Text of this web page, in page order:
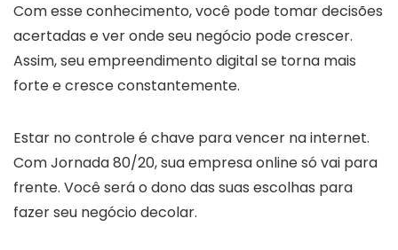
Com esse conhecimento, você pode tomar decisões
acertadas e ver onde seu negócio pode crescer.
Assim, seu empreendimento digital se torna mais
forte e cresce constantemente.
Estar no controle é chave para vencer na internet.
Com Jornada 80/20, sua empresa online só vai para
frente. Você será o dono das suas escolhas para
fazer seu negócio decolar.